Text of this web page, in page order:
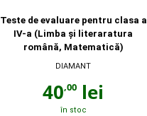
Teste de evaluare pentru clasa a
IV-a (Limba şi literaratura
română, Matematică)
DIAMANT
40,00 lei
în stoc